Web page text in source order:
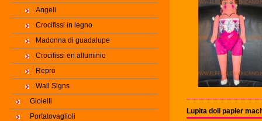
Angeli
Crocifissi in legno
Madonna di guadalupe
Crocifissi en alluminio
Repro
Wall Signs
Gioielli
Portatovaglioli
Lupita doll papier